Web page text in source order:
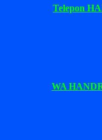
Telepon
WA